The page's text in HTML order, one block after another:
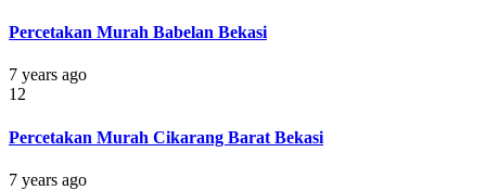
Percetakan Murah Babelan Bekasi
7 years ago
12
Percetakan Murah Cikarang Barat Bekasi
7 years ago